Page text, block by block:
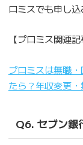
ロミスでも申し込
【プロミス関連記
プロミスは無職
たら？年収変更
Q6. セブン銀